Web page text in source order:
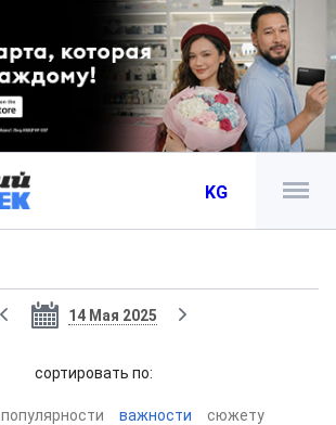
KG
14 Мая 2025
cортировать по:
популярности важности сюжету